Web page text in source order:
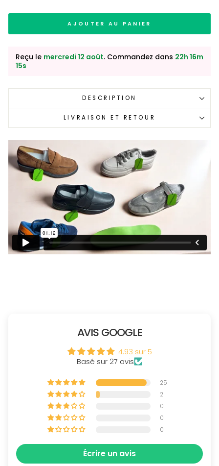
AJOUTER AU PANIER
Reçu le mercredi 12 août. Commandez dans 22h 16m
13s
DESCRIPTION
LIVRAISON ET RETOUR
AVIS GOOGLE
4.93 sur 5
Basé sur 27 avis
25
2
0
0
0
Écrire un avis